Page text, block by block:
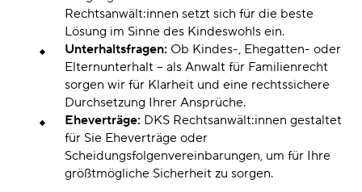
Rechtsanwält:innen setzt sich für die beste
Lösung im Sinne des Kindeswohls ein.
Unterhaltsfragen: Ob Kindes-, Ehegatten- oder
Elternunterhalt – als Anwalt für Familienrecht
sorgen wir für Klarheit und eine rechtssichere
Durchsetzung Ihrer Ansprüche.
Eheverträge: DKS Rechtsanwält:innen gestaltet
für Sie Eheverträge oder
Scheidungsfolgenvereinbarungen, um für Ihre
größtmögliche Sicherheit zu sorgen.